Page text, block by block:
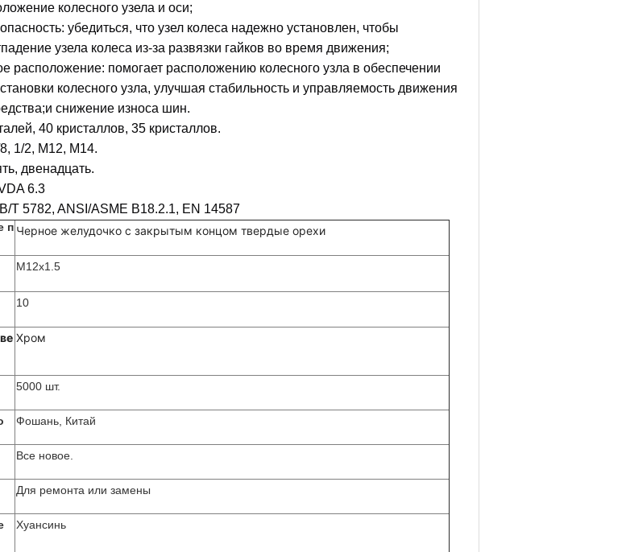
колесного узела и оси;
убедиться, что узел колеса надежно установлен, чтобы
узела колеса из-за развязки гайков во время движения;
расположение: помогает расположению колесного узла в обеспечении
колесного узла, улучшая стабильность и управляемость движения
снижение износа шин.
40 кристаллов, 35 кристаллов.
1/2, M12, M14.
двенадцать.
6.3
T 5782, ANSI/ASME B18.2.1, EN 14587
п Черное желудочко с закрытым концом твердые орехи
M12x1.5
10
Хром
5000 шт.
Фошань, Китай
Все новое.
Для ремонта или замены
Хуансинь